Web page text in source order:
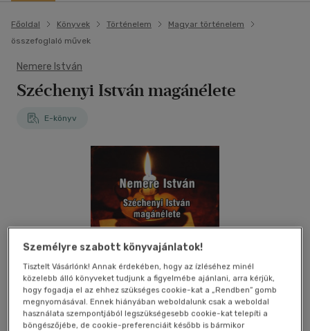
Főoldal Könyvek Történelem
Magyar történelem
összefoglaló művek
Nemere István
Széchenyi István magánélete
E-könyv
Személyre szabott könyvajánlatok!
Tisztelt Vásárlónk! Annak érdekében, hogy az ízléséhez minél
közelebb álló könyveket tudjunk a figyelmébe ajánlani, arra kérjük,
hogy fogadja el az ehhez szükséges cookie-kat a „Rendben” gomb
megnyomásával. Ennek hiányában weboldalunk csak a weboldal
használata szempontjából legszükségesebb cookie-kat telepíti a
böngészőjébe, de cookie-preferenciáit később is bármikor